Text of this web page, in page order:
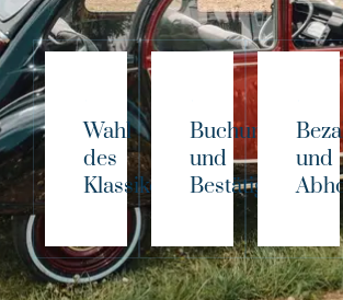
Wahl
des
Klassikers!
Buchung
und
Bestätigung
und